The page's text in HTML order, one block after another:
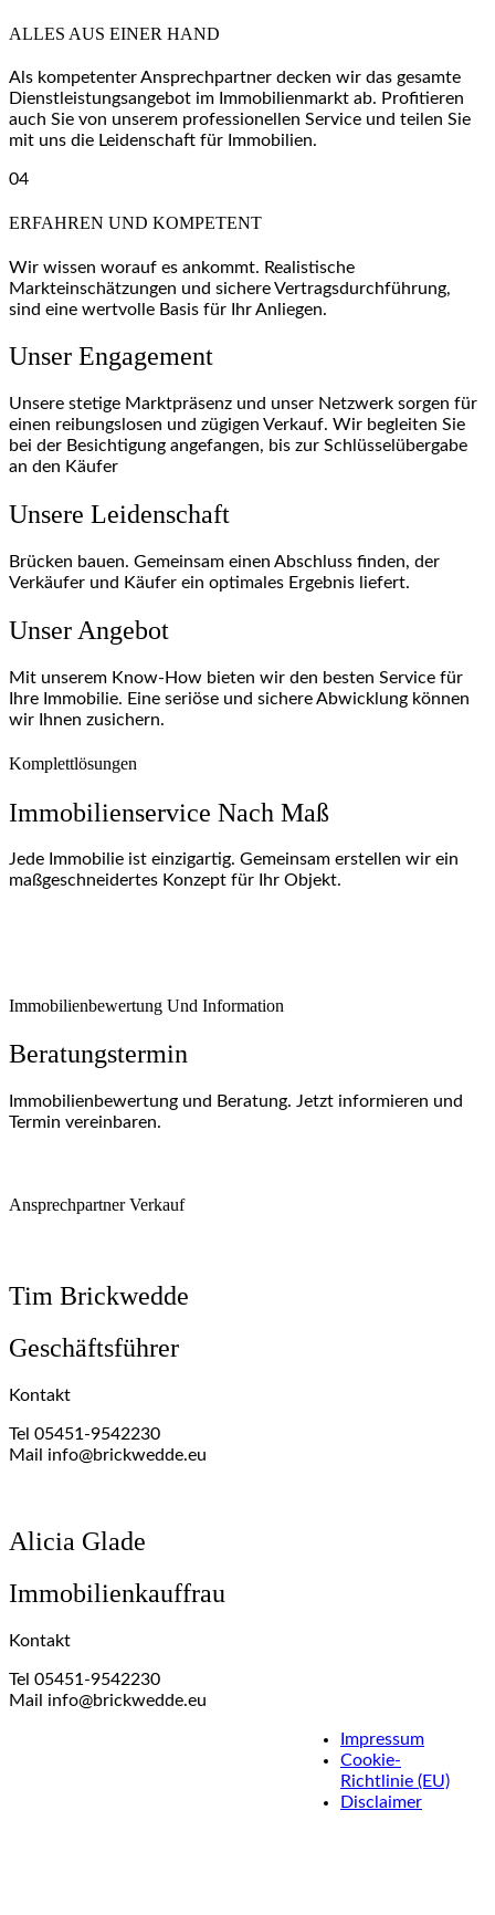
ALLES AUS EINER HAND
Als kompetenter Ansprechpartner decken wir das gesamte
Dienstleistungsangebot im Immobilienmarkt ab. Profitieren
auch Sie von unserem professionellen Service und teilen Sie
mit uns die Leidenschaft für Immobilien.
04
ERFAHREN UND KOMPETENT
Wir wissen worauf es ankommt. Realistische
Markteinschätzungen und sichere Vertragsdurchführung,
sind eine wertvolle Basis für Ihr Anliegen.
Unser Engagement
Unsere stetige Marktpräsenz und unser Netzwerk sorgen für
einen reibungslosen und zügigen Verkauf. Wir begleiten Sie
bei der Besichtigung angefangen, bis zur Schlüsselübergabe
an den Käufer
Unsere Leidenschaft
Brücken bauen. Gemeinsam einen Abschluss finden, der
Verkäufer und Käufer ein optimales Ergebnis liefert.
Unser Angebot
Mit unserem Know-How bieten wir den besten Service für
Ihre Immobilie. Eine seriöse und sichere Abwicklung können
wir Ihnen zusichern.
Komplettlösungen
Immobilienservice Nach Maß
Jede Immobilie ist einzigartig. Gemeinsam erstellen wir ein
maßgeschneidertes Konzept für Ihr Objekt.
Immobilienbewertung Und Information
Beratungstermin
Immobilienbewertung und Beratung. Jetzt informieren und
Termin vereinbaren.
Ansprechpartner Verkauf
Tim Brickwedde
Geschäftsführer
Kontakt
Tel 05451-9542230
Mail info@brickwedde.eu
Alicia Glade
Immobilienkauffrau
Kontakt
Tel 05451-9542230
Mail info@brickwedde.eu
Impressum
Cookie-
Richtlinie (EU)
Disclaimer